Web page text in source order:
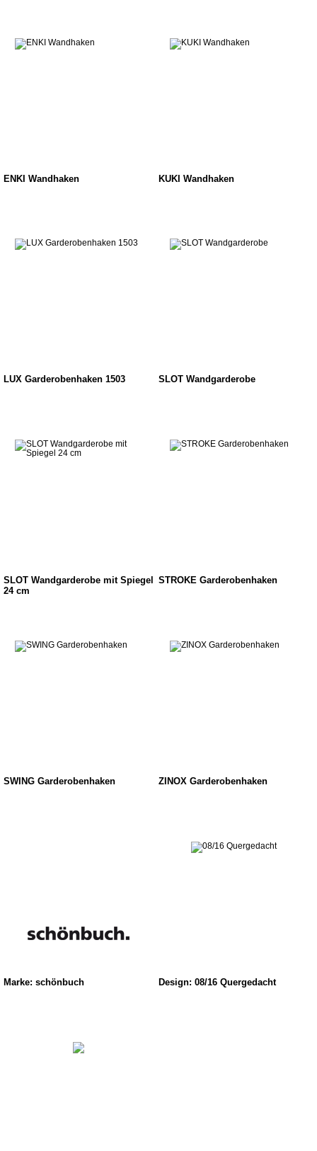
ENKI Wandhaken KUKI Wandhaken
LUX Garderobenhaken 1503 SLOT Wandgarderobe
SLOT Wandgarderobe mit Spiegel
24 cm
STROKE Garderobenhaken
SWING Garderobenhaken ZINOX Garderobenhaken
Marke: schönbuch Design: 08/16 Quergedacht